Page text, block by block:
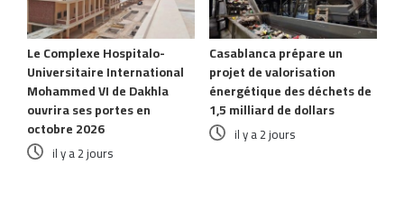
Le Complexe Hospitalo-
Universitaire International
Mohammed VI de Dakhla
ouvrira ses portes en
octobre 2026
il y a 2 jours
Casablanca prépare un
projet de valorisation
énergétique des déchets de
1,5 milliard de dollars
il y a 2 jours